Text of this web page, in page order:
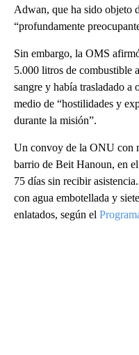
Adwan, que ha sido objeto
“profundamente
Sin embargo, la OMS
5.000 litros de combustible
sangre y había trasladado a
medio de “hostilidades y
durante la misión”.
Un convoy de la ONU con
barrio de Beit Hanoun, en
75 días sin recibir
con agua embotellada y
enlatados, según el